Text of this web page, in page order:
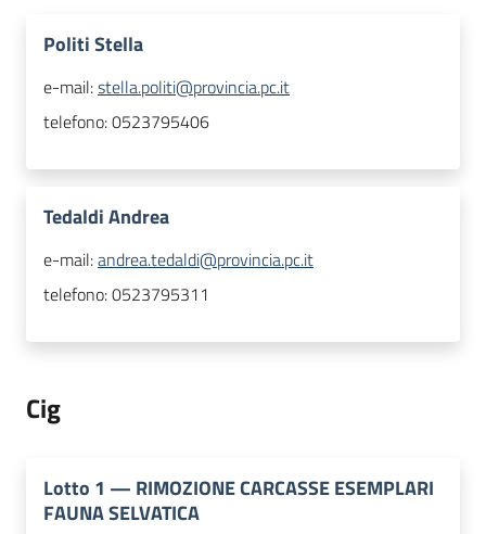
Politi Stella
e-mail:stella.politi@provincia.pc.it
telefono:0523795406
Tedaldi Andrea
e-mail:andrea.tedaldi@provincia.pc.it
telefono:0523795311
Cig
Lotto 1 — RIMOZIONE CARCASSE ESEMPLARI
FAUNA SELVATICA